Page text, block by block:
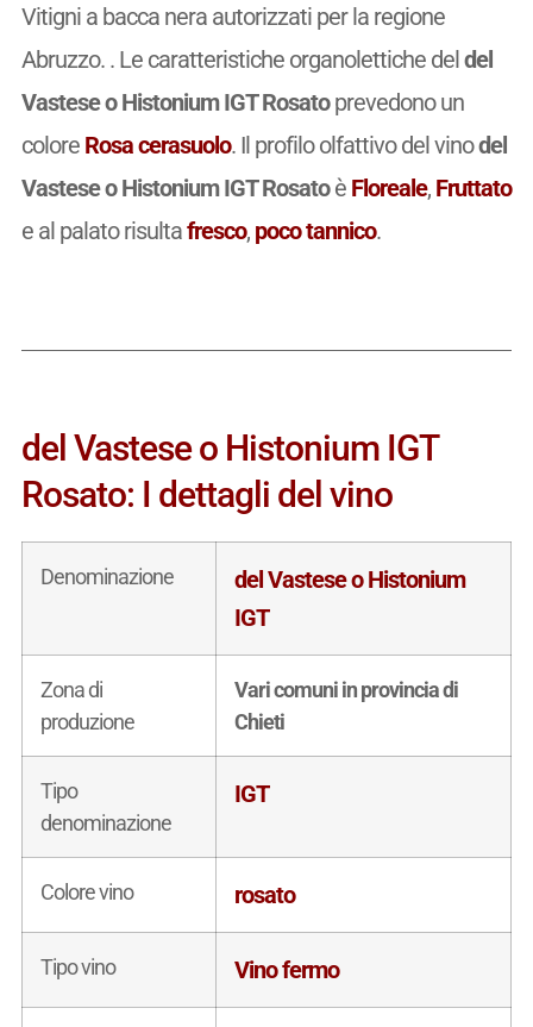
Vitigni a bacca nera autorizzati per la regione
Abruzzo. . Le caratteristiche organolettiche deldel
Vastese o Histonium IGT Rosatoprevedono un
colore Rosa cerasuolo. Il profilo olfattivo del vinodel
Vastese o Histonium IGT Rosatoè Floreale, Fruttato
e al palato risultafresco, poco tannico.
del Vastese o Histonium IGT
Rosato: I dettagli del vino
Denominazione
del Vastese o Histonium
IGT
Zona di
produzione
Vari comuni in provincia di
Chieti
Tipo
denominazione
IGT
Colore vino rosato
Tipo vino Vino fermo